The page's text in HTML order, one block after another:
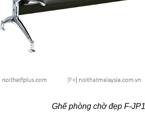
Ghế phòng chờ đẹp F-